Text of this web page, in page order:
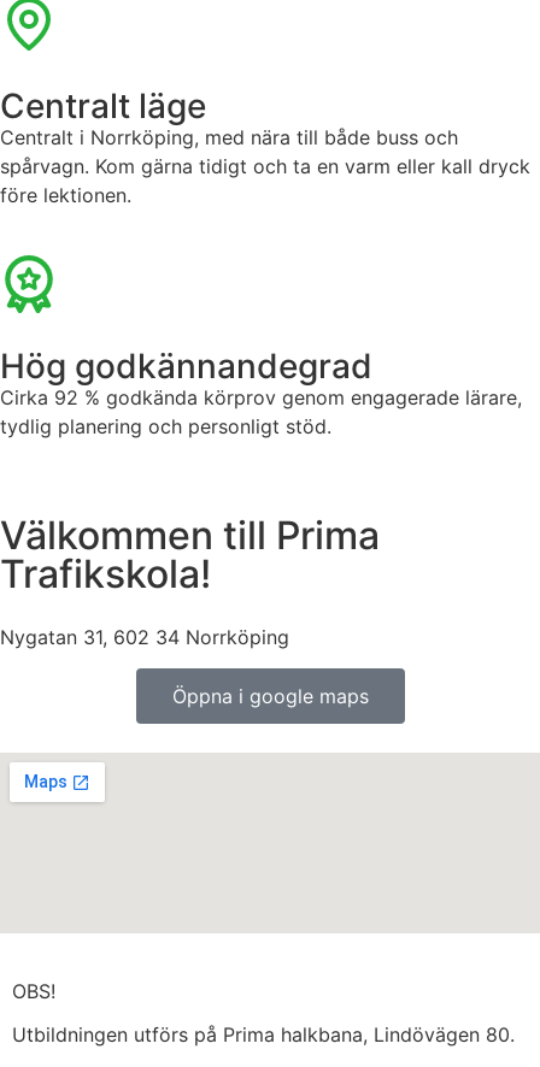
Centralt läge
Centralt i Norrköping, med nära till både buss och
spårvagn. Kom gärna tidigt och ta en varm eller kall dryck
före lektionen.
Hög godkännandegrad
Cirka 92 % godkända körprov genom engagerade lärare,
tydlig planering och personligt stöd.
Välkommen till Prima
Trafikskola!
Nygatan 31, 602 34 Norrköping
Öppna i google maps
OBS!
Utbildningen utförs på Prima halkbana, Lindövägen 80.